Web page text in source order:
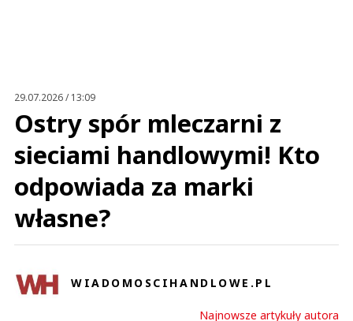
29.07.2026 / 13:09
Ostry spór mleczarni z
sieciami handlowymi! Kto
odpowiada za marki
własne?
WIADOMOSCIHANDLOWE.PL
Najnowsze artykuły autora